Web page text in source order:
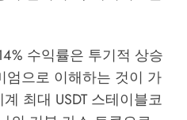
수익률은 투기적 상승
엄으로 이해하는 것이 가
최대 USDT 스테이블코